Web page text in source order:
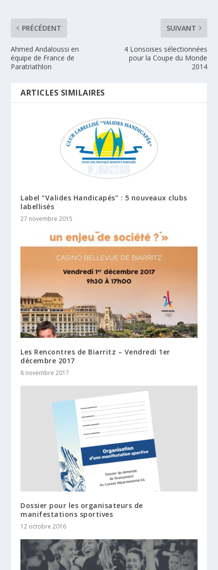
PRÉCÉDENT
Ahmed Andaloussi en
équipe de France de
Paratriathlon
SUIVANT
4 Lonsoises sélectionnées
pour la Coupe du Monde
2014
ARTICLES SIMILAIRES
Label “Valides Handicapés” : 5 nouveaux clubs
labellisés
27 novembre 2015
Les Rencontres de Biarritz – Vendredi 1er
décembre 2017
8 novembre 2017
Dossier pour les organisateurs de
manifestations sportives
12 octobre 2016